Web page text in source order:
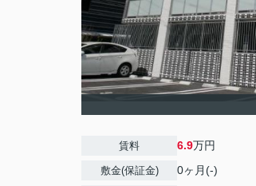
賃料 6.9万円
敷金(保証金) 0ヶ月(-)